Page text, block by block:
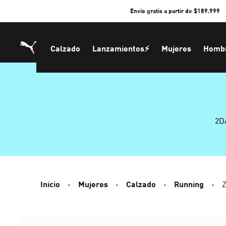
Envío gratis a partir de $189.999
Calzado Lanzamientos⚡ Mujeres
Inicio Mujeres Calzado Running